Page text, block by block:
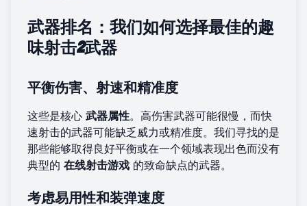
武器排名：我们如何选择最佳的趣
味射击2武器
平衡伤害、射速和精准度
这些是核心 武器属性。高伤害武器可能很慢，而快
速射击的武器可能缺乏威力或精准度。我们寻找的是
那些能够取得良好平衡或在一个领域表现出色而没有
典型的 在线射击游戏 的致命缺点的武器。
考虑易用性和装弹速度